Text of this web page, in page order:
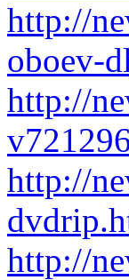
http://
oboev-
http://
http://
http://